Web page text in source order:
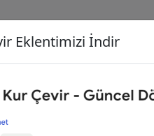
Eklentimizi İndir